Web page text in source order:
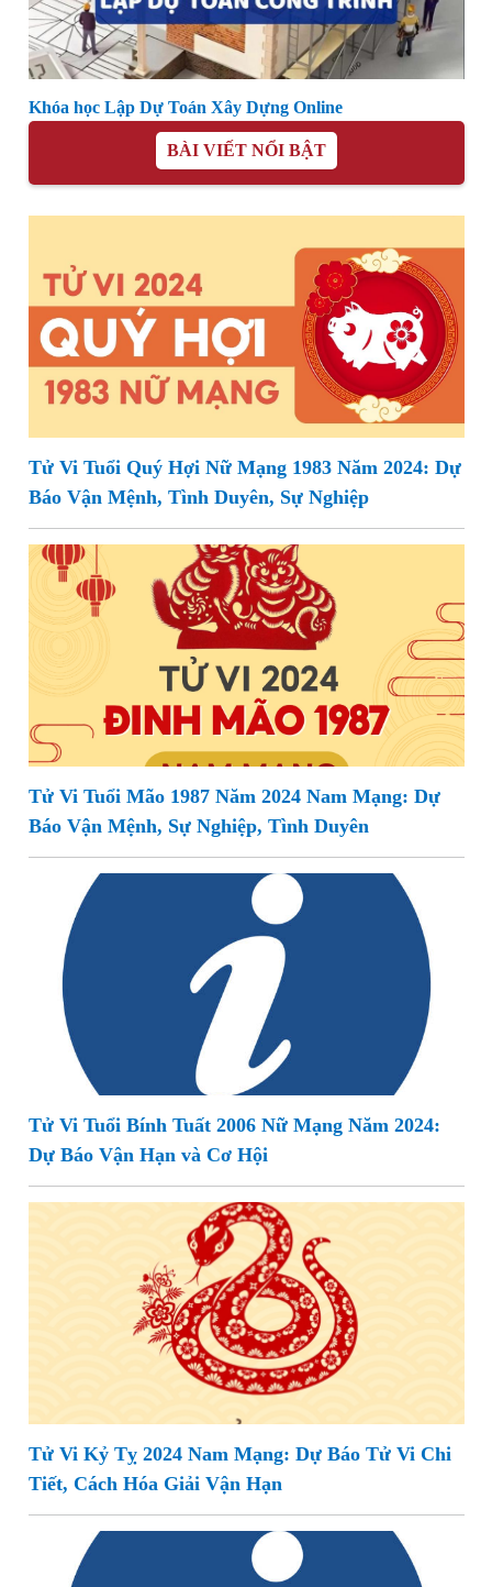
Khóa học Lập Dự Toán Xây Dựng Online
BÀI VIẾT NỔI BẬT
Tử Vi Tuổi Quý Hợi Nữ Mạng 1983 Năm 2024: Dự
Báo Vận Mệnh, Tình Duyên, Sự Nghiệp
Tử Vi Tuổi Mão 1987 Năm 2024 Nam Mạng: Dự
Báo Vận Mệnh, Sự Nghiệp, Tình Duyên
Tử Vi Tuổi Bính Tuất 2006 Nữ Mạng Năm 2024:
Dự Báo Vận Hạn và Cơ Hội
Tử Vi Kỷ Tỵ 2024 Nam Mạng: Dự Báo Tử Vi Chi
Tiết, Cách Hóa Giải Vận Hạn